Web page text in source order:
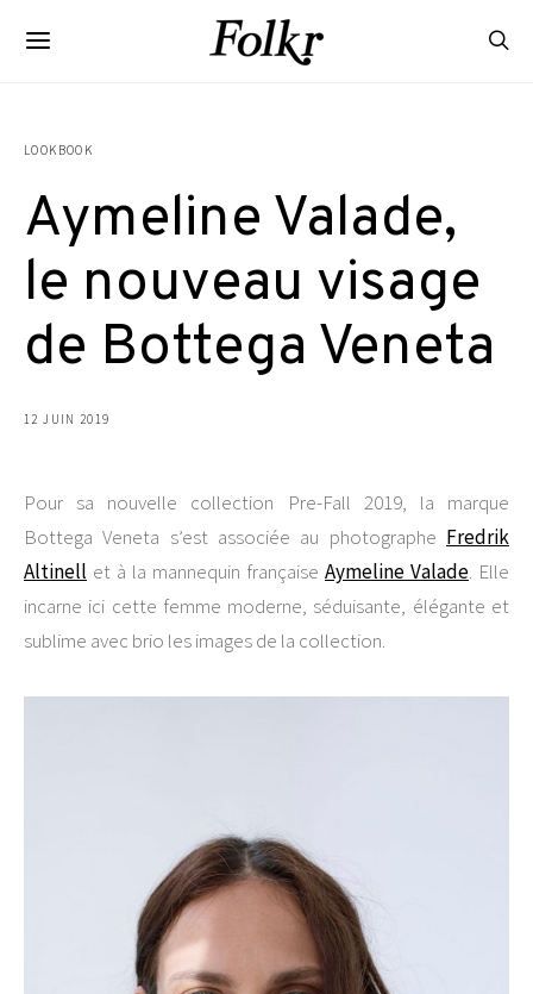
LOOKBOOK
Aymeline Valade,
le nouveau visage
de Bottega Veneta
12 JUIN 2019
Pour sa nouvelle collection Pre-Fall 2019, la marque
Bottega Veneta s’est associée au photographe Fredrik
Altinell et à la mannequin française Aymeline Valade. Elle
incarne ici cette femme moderne, séduisante, élégante et
sublime avec brio les images de la collection.